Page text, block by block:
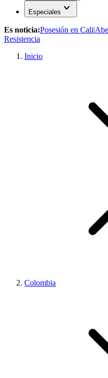
Especiales expand_more
Es noticia:Posesión en Cali|
Resistencia
Inicio
Colombia